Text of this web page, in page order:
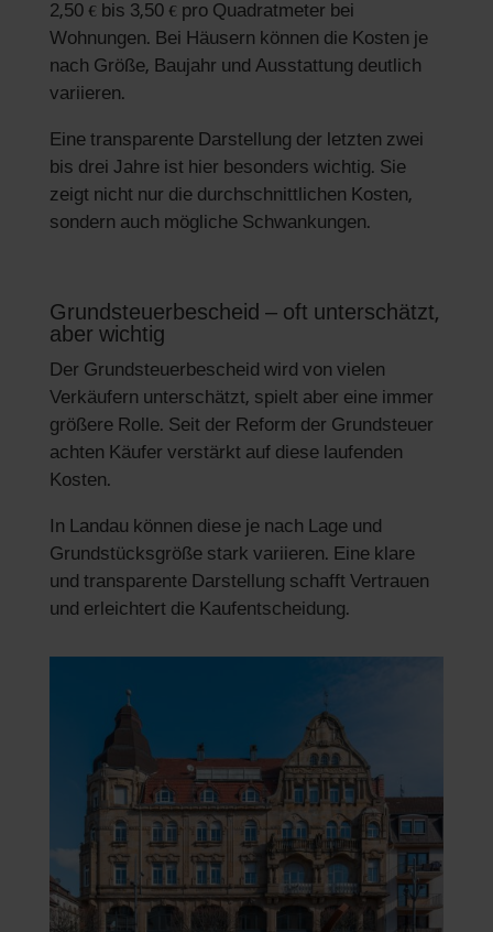
2,50 € bis 3,50 € pro Quadratmeter bei
Wohnungen. Bei Häusern können die Kosten je
nach Größe, Baujahr und Ausstattung deutlich
variieren.
Eine transparente Darstellung der letzten zwei
bis drei Jahre ist hier besonders wichtig. Sie
zeigt nicht nur die durchschnittlichen Kosten,
sondern auch mögliche Schwankungen.
Grundsteuerbescheid – oft unterschätzt,
aber wichtig
Der Grundsteuerbescheid wird von vielen
Verkäufern unterschätzt, spielt aber eine immer
größere Rolle. Seit der Reform der Grundsteuer
achten Käufer verstärkt auf diese laufenden
Kosten.
In Landau können diese je nach Lage und
Grundstücksgröße stark variieren. Eine klare
und transparente Darstellung schafft Vertrauen
und erleichtert die Kaufentscheidung.